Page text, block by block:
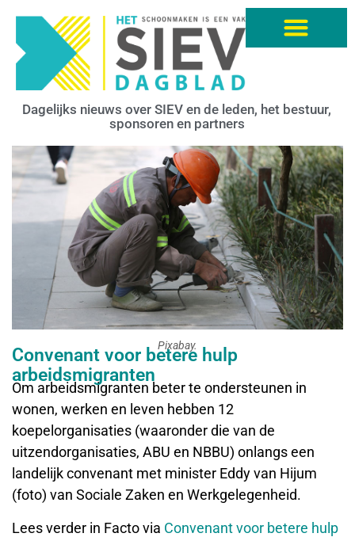
Dagelijks nieuws over SIEV en de leden, het bestuur,
sponsoren en partners
Pixabay.
Convenant voor betere hulp
arbeidsmigranten
Om arbeidsmigranten beter te ondersteunen in
wonen, werken en leven hebben 12
koepelorganisaties (waaronder die van de
uitzendorganisaties, ABU en NBBU) onlangs een
landelijk convenant met minister Eddy van Hijum
(foto) van Sociale Zaken en Werkgelegenheid.
Lees verder in Facto via Convenant voor betere hulp